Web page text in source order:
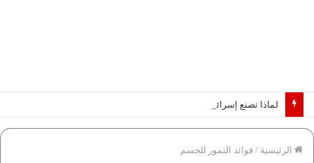
الرئيسية / فوائد التمور للجسم